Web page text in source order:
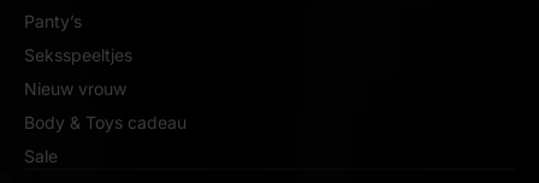
Panty’s
Seksspeeltjes
Nieuw vrouw
Body & Toys cadeau
Sale